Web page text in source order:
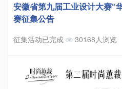
安徽省第九届工业设计大赛“
赛征集公告
征集活动已完成 30168人浏览